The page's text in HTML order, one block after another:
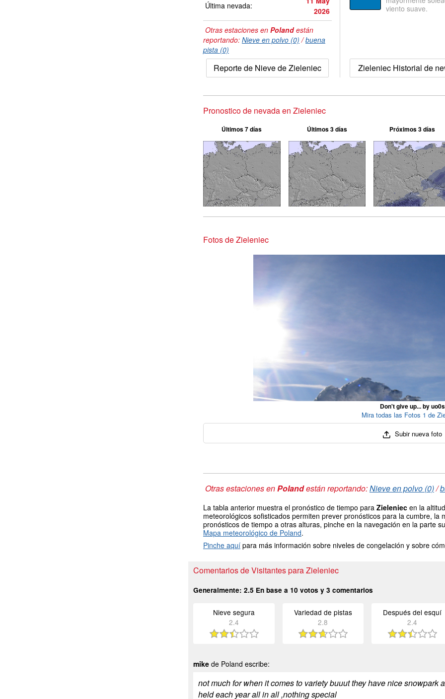
Última nevada:
2026
Otras estaciones en Polandestán
reportando: Nieve en polvo (0) /buena
pista (0)
Reporte de Nieve de Zieleniec
viento suave.
Zieleniec Historial de
Pronostico de nevada en Zieleniec
Últimos 7 días Últimos 3 días Próximos 3 días
Fotos de Zieleniec
Don't give up... by uo0s
Mira todas las Fotos 1 de
Subir nueva foto
Otras estaciones enPolandestán reportando:Nieve en polvo (0)/
La tabla anterior muestra el pronóstico de tiempo para Zieleniec en la
meteorológicos sofisticados permiten prever pronósticos para la cumbre, la
pronósticos de tiempo a otras alturas, pinche en la navegación en la parte
Mapa meteorológico de Poland.
Pinche aquí para más información sobre niveles de congelación y sobre
Comentarios de Visitantes para Zieleniec
Generalmente: 2.5 En base a 10 votos y 3 comentarios
Nieve segura
2.4
Variedad de pistas
2.8
Después del esquí
2.4
mike de Poland escribe:
not much for when it comes to variety buuut they have nice
held each year all in all ,nothing special